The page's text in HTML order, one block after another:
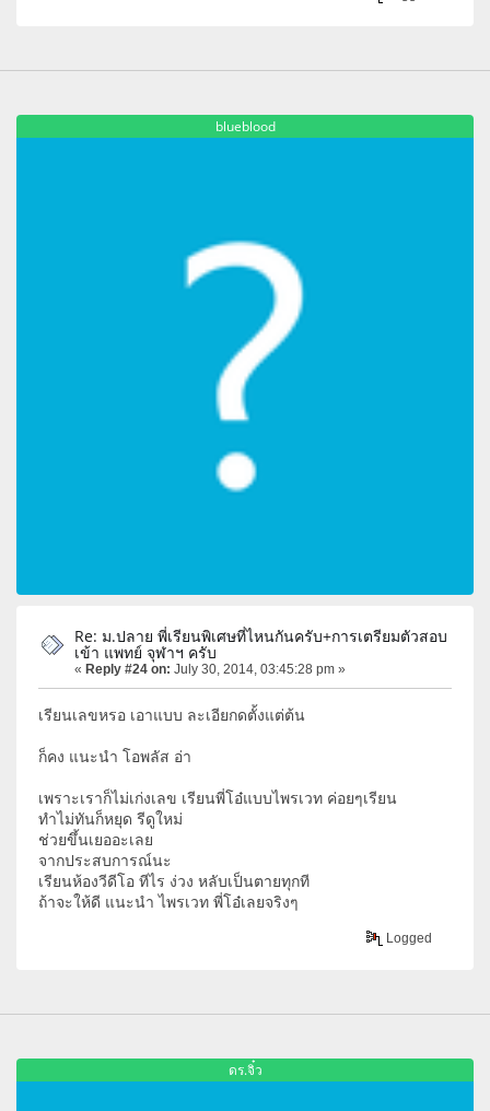
blueblood
Re: ม.ปลาย พี่เรียนพิเศษที่ไหนกันครับ+การเตรียมตัวสอบ
เข้า แพทย์ จุฬาฯ ครับ
« Reply #24 on: July 30, 2014, 03:45:28 pm »
เรียนเลขหรอ เอาแบบ ละเอียกดตั้งแต่ต้น
ก็คง แนะนำ โอพลัส อ่า
เพราะเราก็ไม่เก่งเลข เรียนพี่โอ๋แบบไพรเวท ค่อยๆเรียน
ทำไม่ทันก็หยุด รีดูใหม่
ช่วยขึ้นเยออะเลย
จากประสบการณ์นะ
เรียนห้องวีดีโอ ทีไร ง่วง หลับเป็นตายทุกที
ถ้าจะให้ดี แนะนำ ไพรเวท พี่โอ๋เลยจริงๆ
Logged
ดร.จิ๋ว